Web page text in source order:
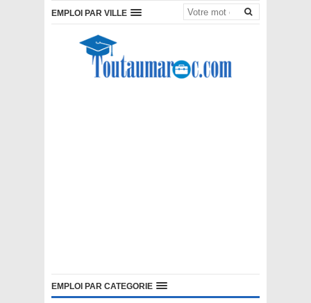
EMPLOI PAR VILLE
EMPLOI PAR CATEGORIE